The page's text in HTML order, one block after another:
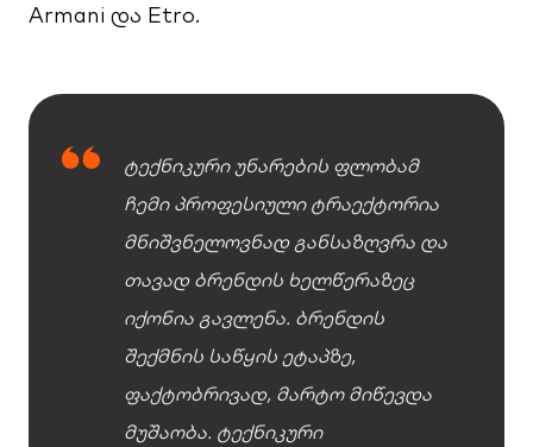
Armani და Etro.
ტექნიკური უნარების ფლობამ
ჩემი პროფესიული ტრაექტორია
მნიშვნელოვნად განსაზღვრა და
თავად ბრენდის ხელწერაზეც
იქონია გავლენა. ბრენდის
შექმნის საწყის ეტაპზე,
ფაქტობრივად, მარტო მიწევდა
მუშაობა. ტექნიკური